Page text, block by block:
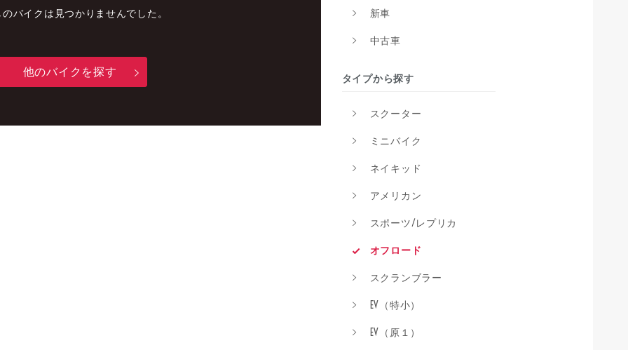
バイクは見つかりませんでした。
他のバイクを探す
新車
中古車
タイプから探す
スクーター
ミニバイク
ネイキッド
アメリカン
スポーツ/レプリカ
オフロード
スクランブラー
EV（特小）
EV（原１）